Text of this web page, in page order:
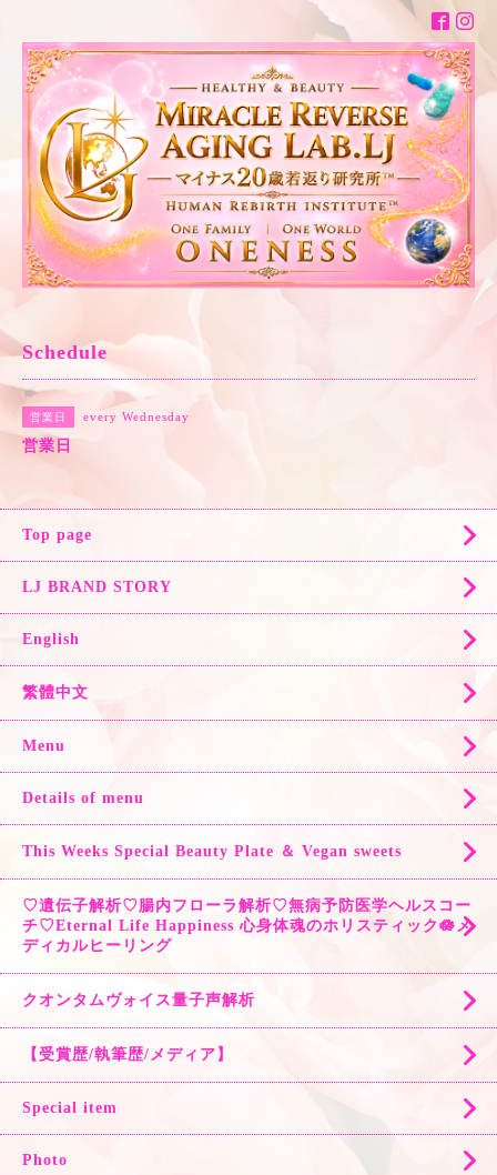
Schedule
営業日 every Wednesday
営業日
Top page
LJ BRAND STORY
English
繁體中文
Menu
Details of menu
This Weeks Special Beauty Plate ＆ Vegan sweets
♡遺伝子解析♡腸内フローラ解析♡無病予防医学ヘルスコー
チ♡Eternal Life Happiness 心身体魂のホリスティック🪷メ
ディカルヒーリング
クオンタムヴォイス量子声解析
【受賞歴/執筆歴/メディア】
Special item
Photo